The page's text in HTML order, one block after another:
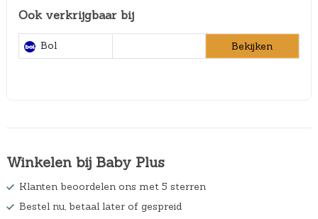
Ook verkrijgbaar bij
Bol Bekijken
Winkelen bij Baby Plus
Klanten beoordelen ons met 5 sterren
Bestel nu, betaal later of gespreid